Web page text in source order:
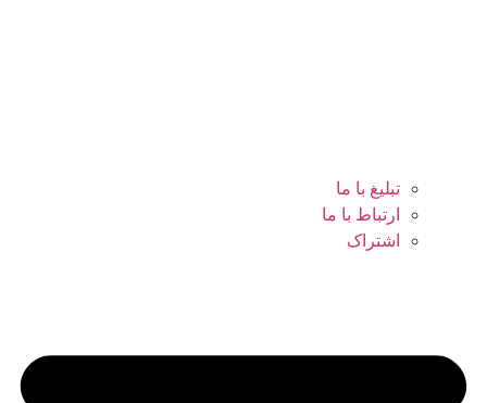
تبلیغ با ما
ارتباط با ما
اشتراک